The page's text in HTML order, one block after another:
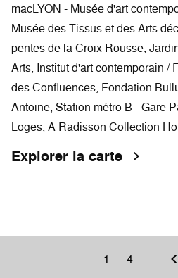
macLYON - Musée d'art
Musée des Tissus et des Arts
pentes de la Croix-Rousse,
Arts, Institut d'art contemporain /
des Confluences, Fondation
Antoine, Station métro B - Gare
Loges, A Radisson Collection
Explorer la carte
1 —4